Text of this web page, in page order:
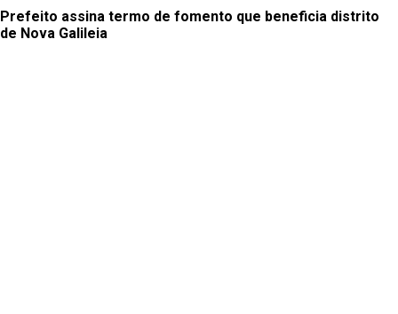
Prefeito assina termo de fomento que beneficia distrito
de Nova Galileia